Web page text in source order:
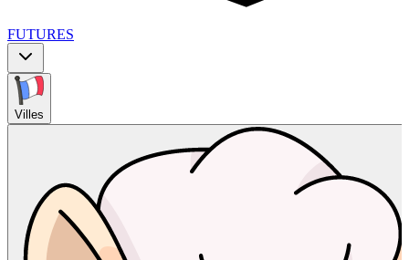
FUTURES
Villes